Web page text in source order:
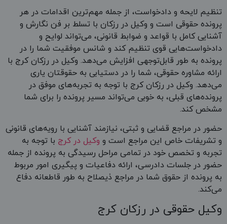
تنظیم لایحه و دادخواست، از جمله مهم‌ترین اقدامات در هر
پرونده حقوقی است و وکیل در رزکان با تسلط بر فن نگارش و
آشنایی کامل با قواعد و ضوابط قانونی، می‌تواند لوایح و
دادخواست‌هایی قوی تنظیم کند و شانس موفقیت شما را در
پرونده به طور قابل‌توجهی افزایش می‌دهد. وکیل در رزکان کرج با
ارائه مشاوره حقوقی، شما را در دستیابی به حقوقتان یاری
می‌دهد. وکیل در رزکان کرج با توجه به تجربه‌های موفق در
پرونده‌های قبلی، به خوبی می‌تواند مسیر پرونده را برای شما
مشخص کند.
حضور در مراجع قضایی و ثبتی، نیازمند آشنایی با رویه‌های قانونی
و تشریفات خاص این مراجع است و وکیل در کرج با توجه به
تجربه و تخصص خود در تمامی مراحل رسیدگی به پرونده از جمله
حضور در جلسات دادرسی، ارائه دفاعیات و پیگیری امور مربوط
به پرونده از حقوق شما در مراجع ذیصلاح به طور قاطعانه دفاع
می‌کند.
وکیل حقوقی در رزکان کرج